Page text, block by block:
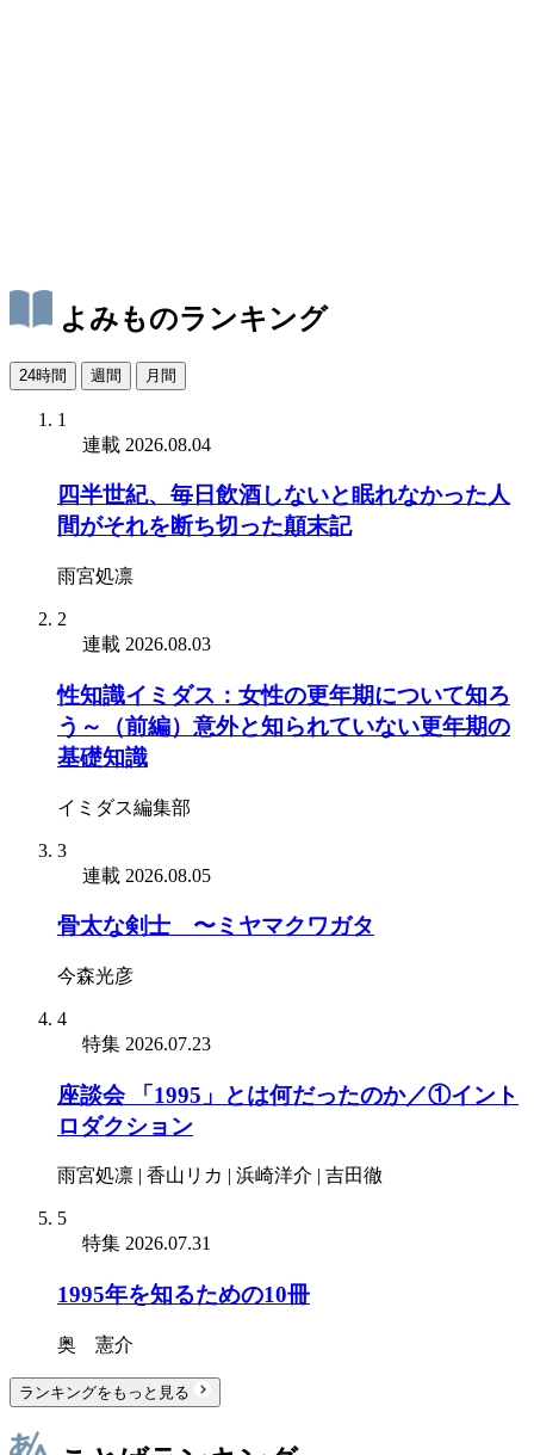
よみものランキング
24時間 週間 月間
1
連載 2026.08.04
四半世紀、毎日飲酒しないと眠れなかった人
間がそれを断ち切った顛末記
雨宮処凛
2
連載 2026.08.03
性知識イミダス：女性の更年期について知ろ
う～（前編）意外と知られていない更年期の
基礎知識
イミダス編集部
3
連載 2026.08.05
骨太な剣士 〜ミヤマクワガタ
今森光彦
4
特集 2026.07.23
座談会 「1995」とは何だったのか／①イント
ロダクション
雨宮処凛 | 香山リカ | 浜崎洋介 | 吉田徹
5
特集 2026.07.31
1995年を知るための10冊
奥 憲介
ランキングをもっと見る